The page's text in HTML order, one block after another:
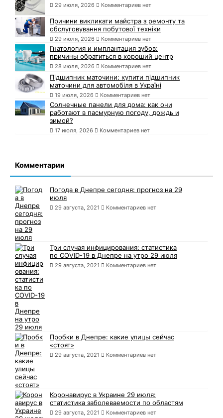
29 июля, 2026 Комментариев нет
Причини викликати майстра з ремонту та
обслуговування побутової техніки
29 июля, 2026 Комментариев нет
Гнатология и имплантация зубов:
причины обратиться в хороший центр
28 июля, 2026 Комментариев нет
Підшипник маточини: купити підшипник
маточини для автомобіля в Україні
19 июля, 2026 Комментариев нет
Солнечные панели для дома: как они
работают в пасмурную погоду, дождь и
зимой?
17 июля, 2026 Комментариев нет
Комментарии
Погода в Днепре сегодня: прогноз на 29
июля
29 августа, 2021 Комментариев нет
Три случая инфицирования: статистика
по COVID-19 в Днепре на утро 29 июля
29 августа, 2021 Комментариев нет
Пробки в Днепре: какие улицы сейчас
«стоят»
29 августа, 2021 Комментариев нет
Коронавирус в Украине 29 июля:
статистика заболеваемости по областям
29 августа, 2021 Комментариев нет